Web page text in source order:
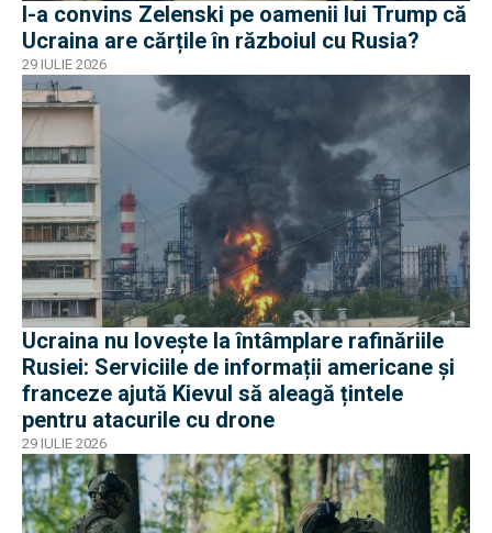
I-a convins Zelenski pe oamenii lui Trump că
Ucraina are cărțile în războiul cu Rusia?
29 IULIE 2026
Ucraina nu lovește la întâmplare rafinăriile
Rusiei: Serviciile de informații americane și
franceze ajută Kievul să aleagă țintele
pentru atacurile cu drone
29 IULIE 2026